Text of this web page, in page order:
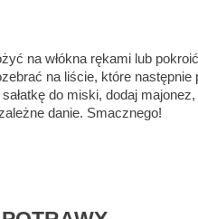
na włókna rękami lub
na liście, które następnie
do miski, dodaj
danie. Smacznego!